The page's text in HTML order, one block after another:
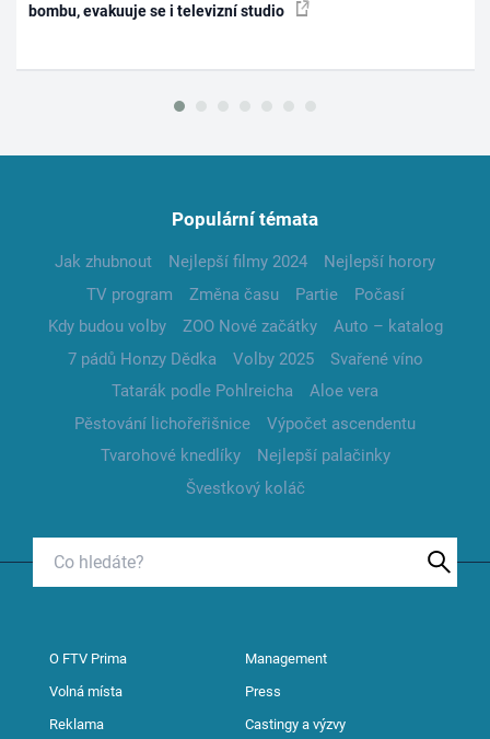
bombu, evakuuje se i televizní studio
Populární témata
Jak zhubnout Nejlepší filmy 2024
Nejlepší horory
TV program
Změna času Partie
Počasí
Kdy budou volby
ZOO Nové začátky
Auto – katalog
7 pádů Honzy Dědka
Volby 2025
Svařené víno
Tatarák podle Pohlreicha
Aloe vera
Pěstování lichořeřišnice
Výpočet ascendentu
Tvarohové knedlíky
Nejlepší palačinky
Švestkový koláč
O FTV Prima Management
Volná místa Press
Reklama Castingy a výzvy